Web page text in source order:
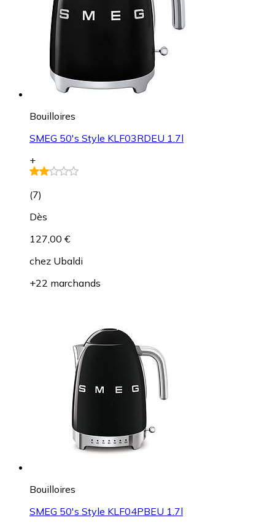
Bouilloires
SMEG 50's Style KLF03RDEU 1.7l
+
(7)
Dès
127,00 €
chez Ubaldi
+22 marchands
Bouilloires
SMEG 50's Style KLF04PBEU 1.7l